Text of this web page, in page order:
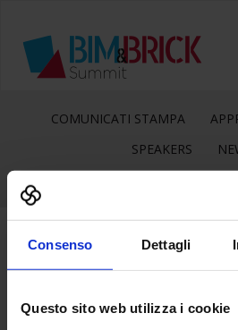
Consenso Dettagli
Questo sito web utilizza i cookie
COMUNICATI STAMPA
SPEAKERS